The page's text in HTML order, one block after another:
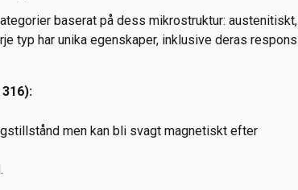
baserat på dess mikrostruktur: austenitiskt,
typ har unika egenskaper, inklusive deras respons
men kan bli svagt magnetiskt efter